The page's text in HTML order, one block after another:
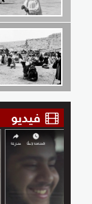
فيديو